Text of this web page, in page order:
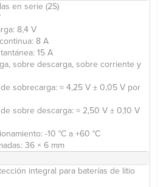
en serie (2S)
8,4 V
8 A
15 A
sobre descarga, sobre corriente y
sobrecarga: ≈ 4,25 V ± 0,05 V por
sobre descarga: ≈ 2,50 V ± 0,10 V
-10 °C a +60 °C
36 × 6 mm
integral para baterías de litio